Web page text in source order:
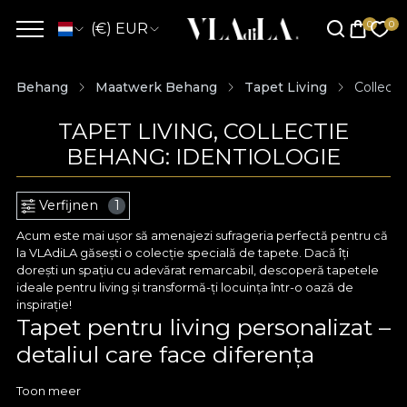
(€) EUR
Behang Maatwerk Behang Tapet Living
TAPET LIVING, COLLECTIE
BEHANG: IDENTIOLOGIE
Verfijnen 1
Acum este mai ușor să amenajezi sufrageria perfectă pentru că
la VLAdiLA găsești o colecție specială de tapete. Dacă îți
dorești un spațiu cu adevărat remarcabil, descoperă tapetele
ideale pentru living și transformă-ți locuința într-o oază de
inspirație!
Tapet pentru living personalizat –
detaliul care face diferența
Cu VLAdiLA ai acces la tapete pentru sufragerie care să te
Toon meer